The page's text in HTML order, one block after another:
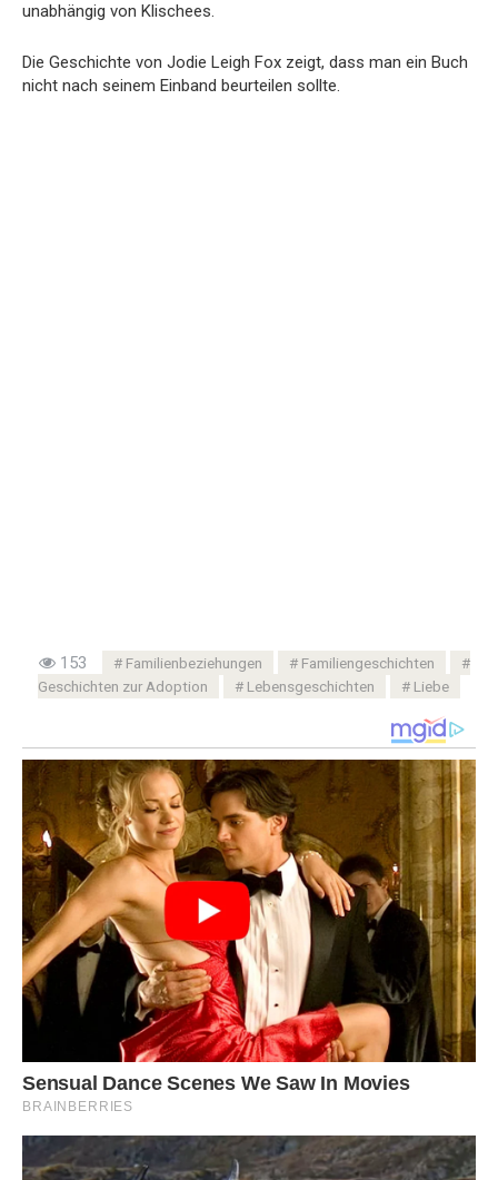
unabhängig von Klischees.
Die Geschichte von Jodie Leigh Fox zeigt, dass man ein Buch
nicht nach seinem Einband beurteilen sollte.
153 Familienbeziehungen
Familiengeschichten
Geschichten zur Adoption
Lebensgeschichten Liebe